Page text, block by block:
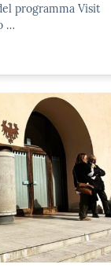
programma Visit
…